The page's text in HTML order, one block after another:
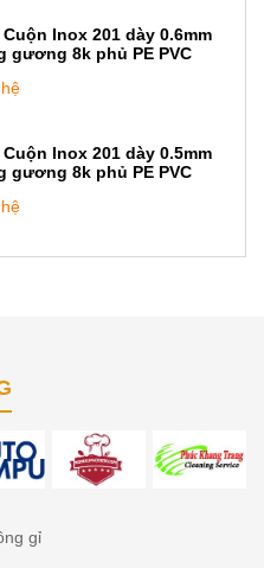
Cuộn Inox 201 dày 0.6mm
gương 8k phủ PE PVC
Cuộn Inox 201 dày 0.5mm
gương 8k phủ PE PVC
gỉ